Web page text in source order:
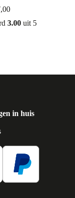
3.00 uit 5
in huis